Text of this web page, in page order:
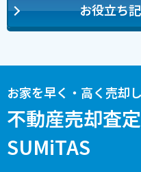
お役立ち
お家を早く・高く売却
不動産売却査
SUMiTAS